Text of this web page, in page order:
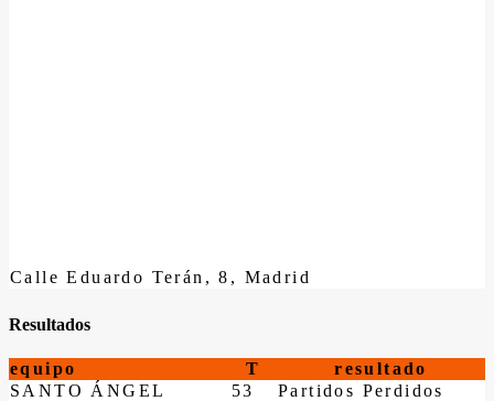
Calle Eduardo Terán, 8, Madrid
Resultados
equipo T
resultado
SANTO ÁNGEL
53
Partidos Perdidos